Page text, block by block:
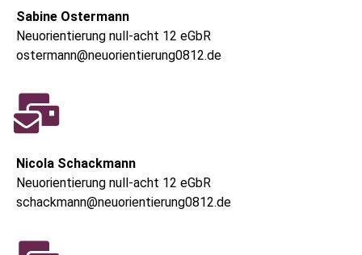
Sabine Ostermann
Neuorientierung null-acht 12 eGbR
ostermann@neuorientierung0812.de
Nicola Schackmann
Neuorientierung null-acht 12 eGbR
schackmann@neuorientierung0812.de